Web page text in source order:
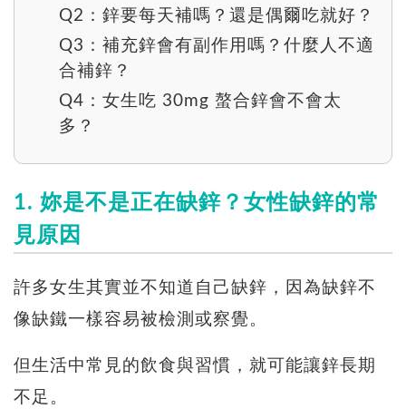
Q2：鋅要每天補嗎？還是偶爾吃就好？
Q3：補充鋅會有副作用嗎？什麼人不適
合補鋅？
Q4：女生吃 30mg 螯合鋅會不會太
多？
1. 妳是不是正在缺鋅？女性缺鋅的常
見原因
許多女生其實並不知道自己缺鋅，因為缺鋅不
像缺鐵一樣容易被檢測或察覺。
但生活中常見的飲食與習慣，就可能讓鋅長期
不足。